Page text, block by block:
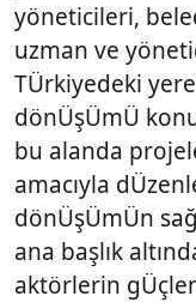
yöneticileri,
uzman ve
TÜrkiyedeki
dönÜşÜmÜ
bu alanda
amacıyla
dönÜşÜmÜn
ana başlık
aktörlerin